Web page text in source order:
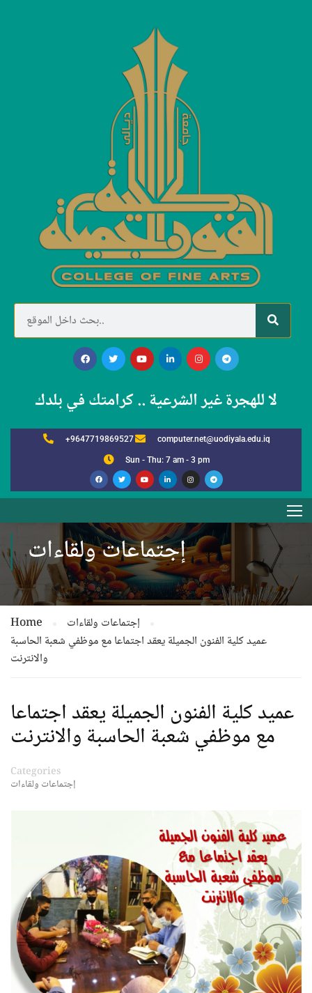
لا للهجرة غير الشرعية .. كرامتك في بلدك
+9647719869527 computer.net@uodiyala.edu.iq
Sun - Thu: 7 am - 3 pm
إجتماعات ولقاءات
Home
إجتماعات ولقاءات
عميد كلية الفنون الجميلة يعقد اجتماعا مع موظفي شعبة الحاسبة
والانترنت
عميد كلية الفنون الجميلة يعقد اجتماعا
مع موظفي شعبة الحاسبة والانترنت
Categories
إجتماعات ولقاءات